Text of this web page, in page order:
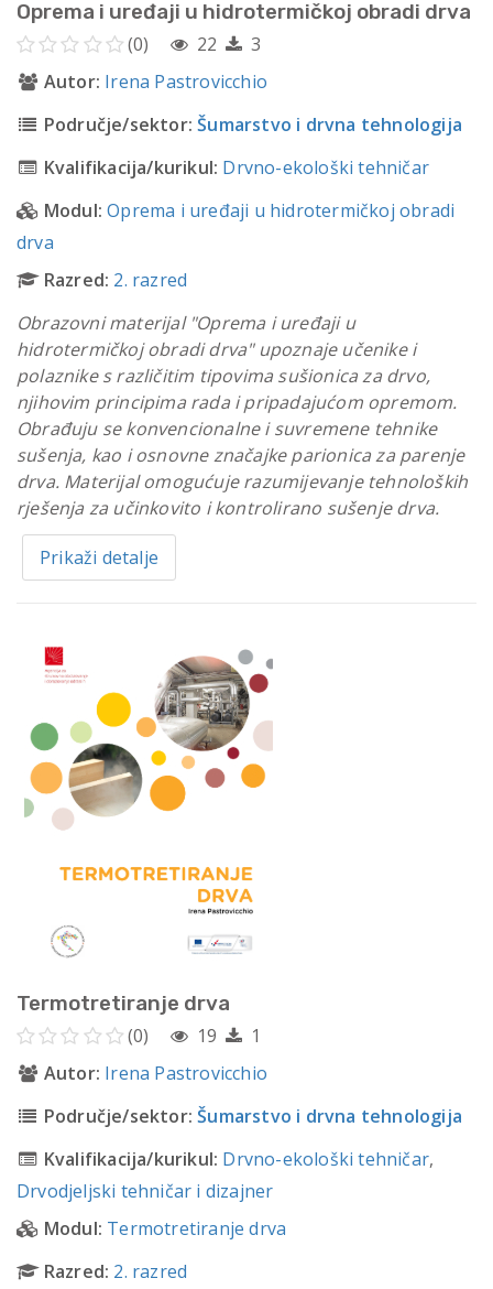
Oprema i uređaji u hidrotermičkoj obradi drva
(0) 22
3
Autor: Irena Pastrovicchio
Područje/sektor: Šumarstvo i drvna tehnologija
Kvalifikacija/kurikul: Drvno-ekološki tehničar
Modul: Oprema i uređaji u hidrotermičkoj obradi
drva
Razred: 2. razred
Obrazovni materijal "Oprema i uređaji u
hidrotermičkoj obradi drva" upoznaje učenike i
polaznike s različitim tipovima sušionica za drvo,
njihovim principima rada i pripadajućom opremom.
Obrađuju se konvencionalne i suvremene tehnike
sušenja, kao i osnovne značajke parionica za parenje
drva. Materijal omogućuje razumijevanje tehnoloških
rješenja za učinkovito i kontrolirano sušenje drva.
Prikaži detalje
Termotretiranje drva
(0) 19
1
Autor: Irena Pastrovicchio
Područje/sektor: Šumarstvo i drvna tehnologija
Kvalifikacija/kurikul: Drvno-ekološki tehničar,
Drvodjeljski tehničar i dizajner
Modul: Termotretiranje drva
Razred: 2. razred